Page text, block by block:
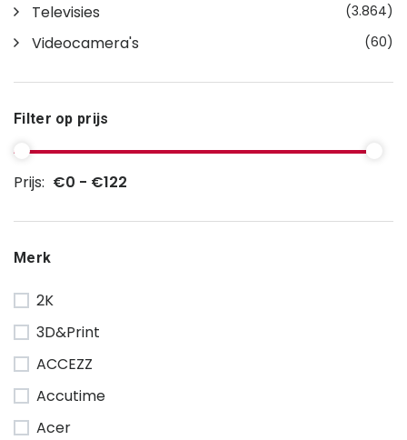
Televisies (3.864)
Videocamera's (60)
Filter op prijs
Prijs: €0 - €122
Merk
2K
3D&Print
ACCEZZ
Accutime
Acer